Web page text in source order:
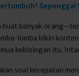
banyak
lomba bikin
kebisingan itu,
soal kecepatan